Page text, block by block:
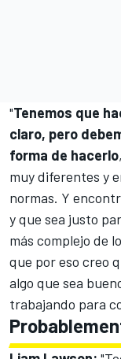
"Tenemos que
claro, pero
forma de hacerlo
muy diferentes y
normas. Y
y que sea justo
más complejo de
que por eso creo
algo que sea
trabajando para